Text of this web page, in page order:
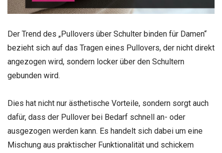
Der Trend des „Pullovers über Schulter binden für Damen“
bezieht sich auf das Tragen eines Pullovers, der nicht direkt
angezogen wird, sondern locker über den Schultern
gebunden wird.
Dies hat nicht nur ästhetische Vorteile, sondern sorgt auch
dafür, dass der Pullover bei Bedarf schnell an- oder
ausgezogen werden kann. Es handelt sich dabei um eine
Mischung aus praktischer Funktionalität und schickem